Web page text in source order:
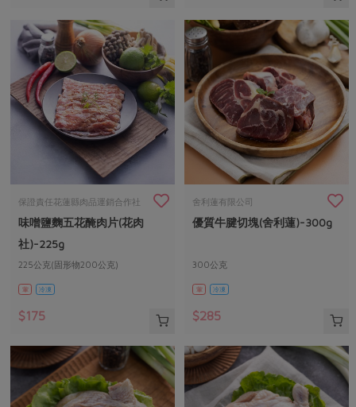
保證責任花蓮縣肉品運銷合作社
味噌鹽麴五花醃肉片(花肉
社)-225g
225公克(固形物200公克)
葷 冷凍
$175
舍利蓮有限公司
優質牛腱切塊(舍利蓮)-300g
300公克
葷 冷凍
$285